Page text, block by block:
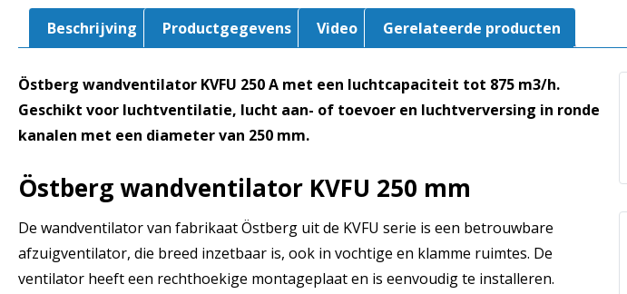
Beschrijving Productgegevens Video Gerelateerde producten
Östberg wandventilator KVFU 250 A met een luchtcapaciteit tot 875 m3/h.
Geschikt voor luchtventilatie, lucht aan- of toevoer en luchtverversing in ronde
kanalen met een diameter van 250 mm.
Östberg wandventilator KVFU 250 mm
De wandventilator van fabrikaat Östberg uit de KVFU serie is een betrouwbare
afzuigventilator, die breed inzetbaar is, ook in vochtige en klamme ruimtes. De
ventilator heeft een rechthoekige montageplaat en is eenvoudig te installeren.